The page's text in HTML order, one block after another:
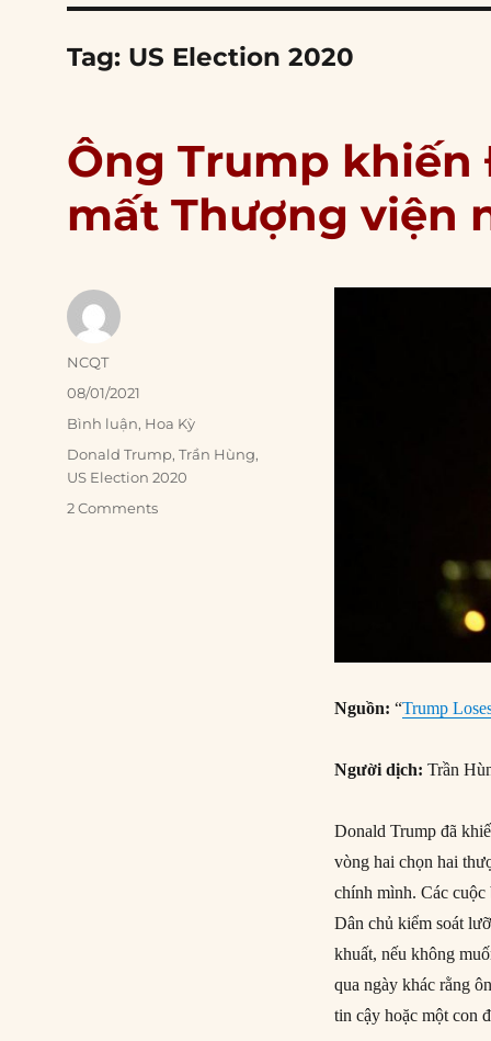
Tag: US Election 2020
Ông Trump khiến
mất Thượng viện
Nguồn:“Trump
Người dịch:Trần
Donald Trump đã
vòng hai chọn hai
chính mình. Các
Dân chủ kiểm soát
khuất, nếu không
qua ngày khác rằng
tin cậy hoặc một con
Author
NCQT
Posted
on
08/01/2021
Categories
Bình luận, Hoa Kỳ
Tags
Donald Trump,Trần Hùng,
US Election 2020
2 Comments